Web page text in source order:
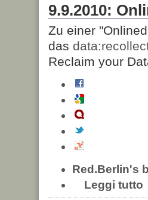
9.9.2010:
Zu einer
das
Reclaim your
Red.Berlin's
Leggi tutto